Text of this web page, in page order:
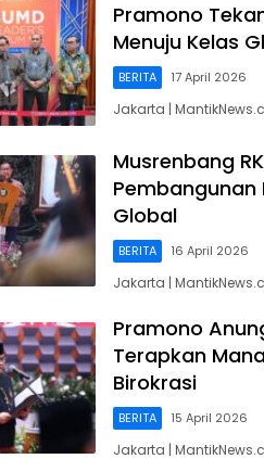
Pramono
Menuju Kelas
BERITA 17 April 2026
Jakarta |
Musrenbang
Pembangunan
Global
BERITA 16 April 2026
Jakarta |
Pramono
Terapkan
Birokrasi
BERITA 15 April 2026
Jakarta |